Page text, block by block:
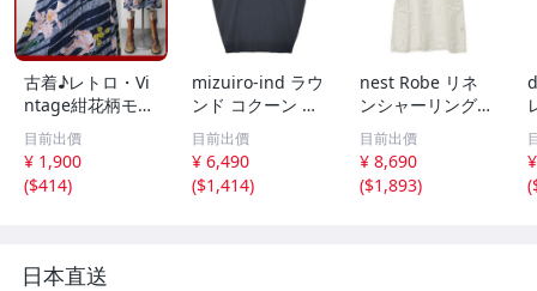
古着♪レトロ・Vi
ntage紺花柄モッ
ズワンピ♪70s60s
70年代60年代ヴ
ィンテージ日本製
Japan昭和ロマン
り
目前出價
¥ 1,900
($414)
mizuiro-ind ラウ
ンド コクーン ノ
ースリーブ ワン
ピース ネイビー
ミズイロインド 6
-0723M 286215
目前出價
¥ 6,490
($1,414)
nest Robe リネ
ンシャーリングネ
ックワンピース 0
1171-1101-1 製
品染め ワンピー
ス オフホワイト
目前出價
¥ 8,690
($1,893)
(
日本直送